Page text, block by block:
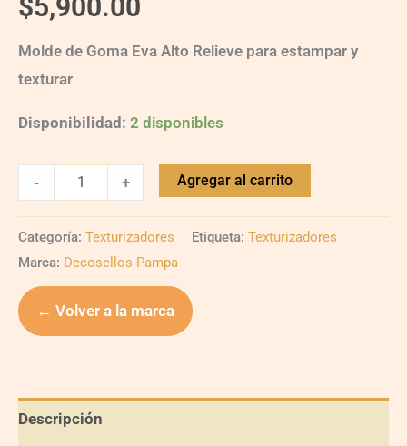
$5,900.00
Molde de Goma Eva Alto Relieve para estampar y
texturar
Disponibilidad: 2 disponibles
- + Agregar al carrito
Categoría: Texturizadores Etiqueta: Texturizadores
Marca: Decosellos Pampa
← Volver a la marca
Descripción